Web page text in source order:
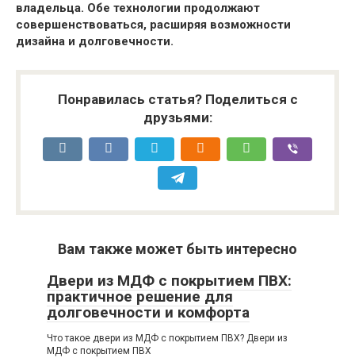
владельца. Обе технологии продолжают
совершенствоваться, расширяя возможности
дизайна и долговечности.
Понравилась статья? Поделиться с
друзьями:
Вам также может быть интересно
Двери из МДФ с покрытием ПВХ:
практичное решение для
долговечности и комфорта
Что такое двери из МДФ с покрытием ПВХ? Двери из
МДФ с покрытием ПВХ